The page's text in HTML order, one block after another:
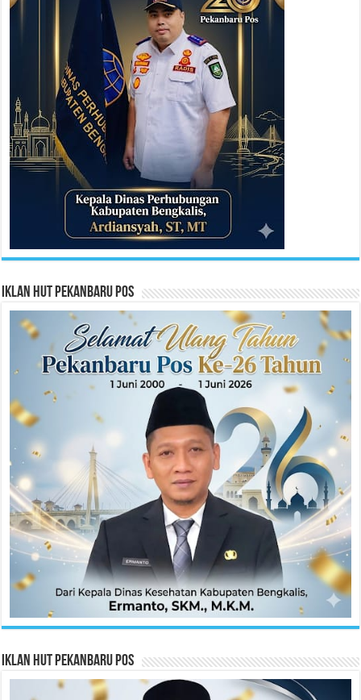
Iklan HUT Pekanbaru Pos
Iklan HUT Pekanbaru Pos